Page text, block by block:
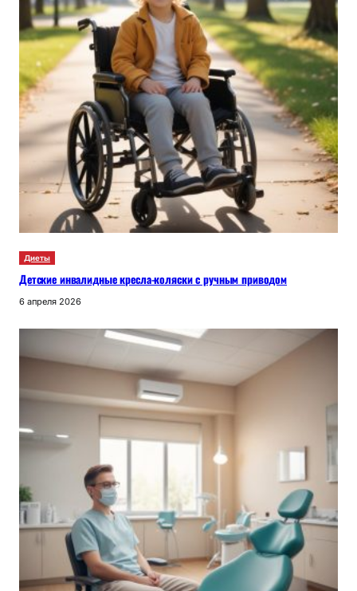
Диеты
Детские инвалидные кресла-коляски с ручным приводом
6 апреля 2026